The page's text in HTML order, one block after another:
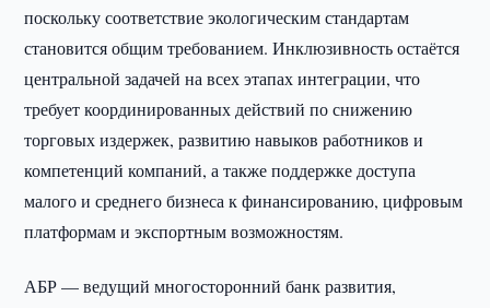
поскольку соответствие экологическим стандартам
становится общим требованием. Инклюзивность остаётся
центральной задачей на всех этапах интеграции, что
требует координированных действий по снижению
торговых издержек, развитию навыков работников и
компетенций компаний, а также поддержке доступа
малого и среднего бизнеса к финансированию, цифровым
платформам и экспортным возможностям.
АБР — ведущий многосторонний банк развития,